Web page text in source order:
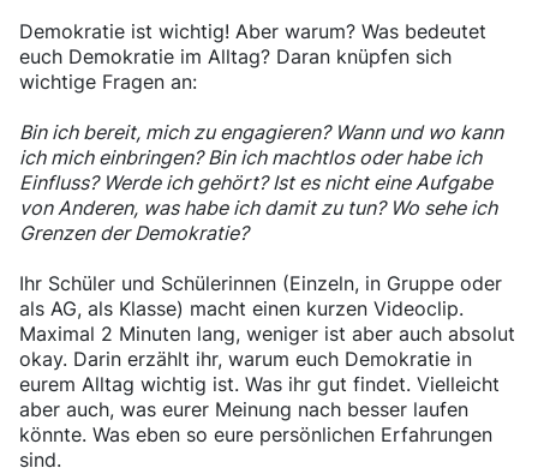
Demokratie ist wichtig! Aber warum? Was bedeutet
euch Demokratie im Alltag? Daran knüpfen sich
wichtige Fragen an:
Bin ich bereit, mich zu engagieren? Wann und wo kann
ich mich einbringen? Bin ich machtlos oder habe ich
Einfluss? Werde ich gehört? Ist es nicht eine Aufgabe
von Anderen, was habe ich damit zu tun? Wo sehe ich
Grenzen der Demokratie?
Ihr Schüler und Schülerinnen (Einzeln, in Gruppe oder
als AG, als Klasse) macht einen kurzen Videoclip.
Maximal 2 Minuten lang, weniger ist aber auch absolut
okay. Darin erzählt ihr, warum euch Demokratie in
eurem Alltag wichtig ist. Was ihr gut findet. Vielleicht
aber auch, was eurer Meinung nach besser laufen
könnte. Was eben so eure persönlichen Erfahrungen
sind.